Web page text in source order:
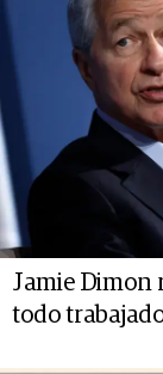
Jamie Dimon
todo